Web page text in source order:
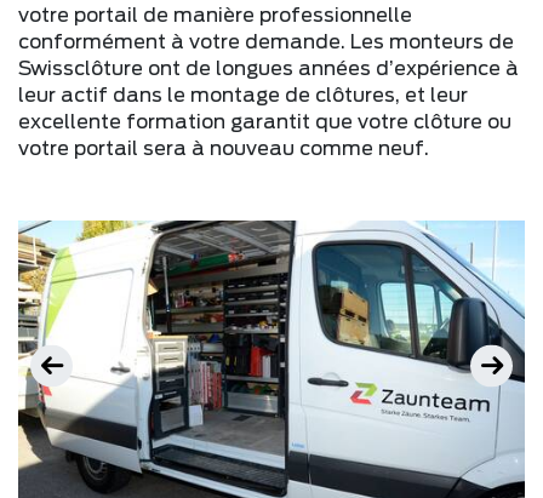
votre portail de manière professionnelle
conformément à votre demande. Les monteurs de
Swissclôture ont de longues années d’expérience à
leur actif dans le montage de clôtures, et leur
excellente formation garantit que votre clôture ou
votre portail sera à nouveau comme neuf.